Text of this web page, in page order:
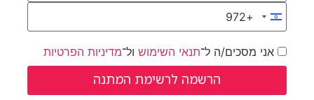
Israel +972
+972
אני מסכים/ה ל־תנאי השימושול־מדיניות הפרטיות